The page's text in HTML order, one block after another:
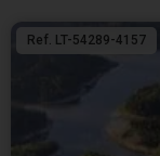
Ref. LT-54289-4157